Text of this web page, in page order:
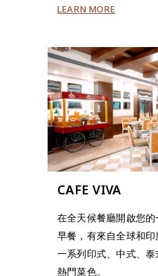
LEARN MORE
CAFE VIVA
在全天候餐廳開啟您
早餐，有來自全球和
一系列印式、中式、
熱門菜色。